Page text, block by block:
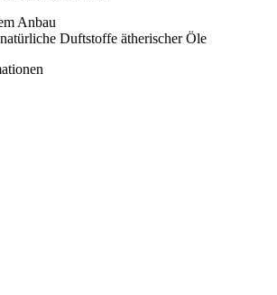
Anbau
Duftstoffe ätherischer Öle